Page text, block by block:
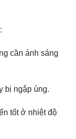
cần ánh sáng
bị ngập úng.
tốt ở nhiệt độ